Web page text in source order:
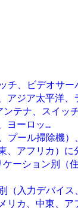
、ビデオサ
ジア太平洋
テナ、スイッ
ヨーロッ...
ール掃除機
アフリカ）
ーション別
（入力デバイ
カ、中東、